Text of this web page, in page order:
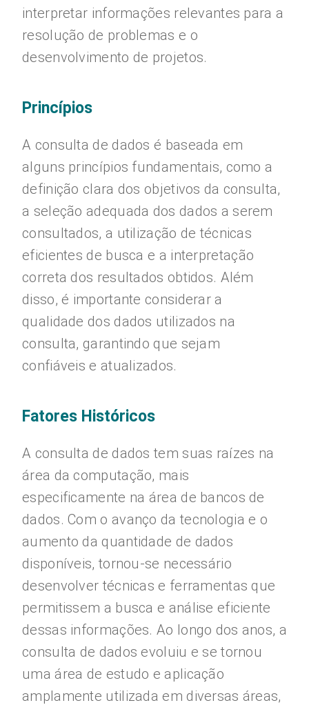
interpretar informações relevantes para a
resolução de problemas e o
desenvolvimento de projetos.
Princípios
A consulta de dados é baseada em
alguns princípios fundamentais, como a
definição clara dos objetivos da consulta,
a seleção adequada dos dados a serem
consultados, a utilização de técnicas
eficientes de busca e a interpretação
correta dos resultados obtidos. Além
disso, é importante considerar a
qualidade dos dados utilizados na
consulta, garantindo que sejam
confiáveis e atualizados.
Fatores Históricos
A consulta de dados tem suas raízes na
área da computação, mais
especificamente na área de bancos de
dados. Com o avanço da tecnologia e o
aumento da quantidade de dados
disponíveis, tornou-se necessário
desenvolver técnicas e ferramentas que
permitissem a busca e análise eficiente
dessas informações. Ao longo dos anos, a
consulta de dados evoluiu e se tornou
uma área de estudo e aplicação
amplamente utilizada em diversas áreas,